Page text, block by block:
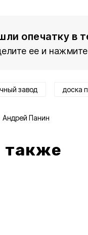
опечатку в
ее и
завод доска
Андрей Панин
также